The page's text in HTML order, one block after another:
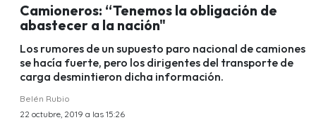
Camioneros: “Tenemos la obligación de
abastecer a la nación"
Los rumores de un supuesto paro nacional de camiones
se hacía fuerte, pero los dirigentes del transporte de
carga desmintieron dicha información.
Belén Rubio
22 octubre, 2019 a las 15:26